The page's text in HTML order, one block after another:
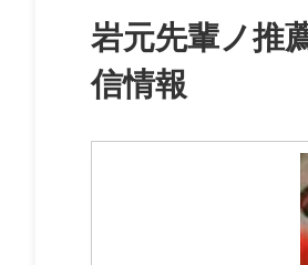
岩元先輩ノ推
信情報